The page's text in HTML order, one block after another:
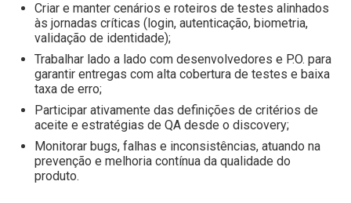
Criar e manter cenários e roteiros de testes alinhados
às jornadas críticas (login, autenticação, biometria,
validação de identidade);
Trabalhar lado a lado com desenvolvedores e P.O. para
garantir entregas com alta cobertura de testes e baixa
taxa de erro;
Participar ativamente das definições de critérios de
aceite e estratégias de QA desde o discovery;
Monitorar bugs, falhas e inconsistências, atuando na
prevenção e melhoria contínua da qualidade do
produto.